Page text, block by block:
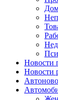
Новости
Новости